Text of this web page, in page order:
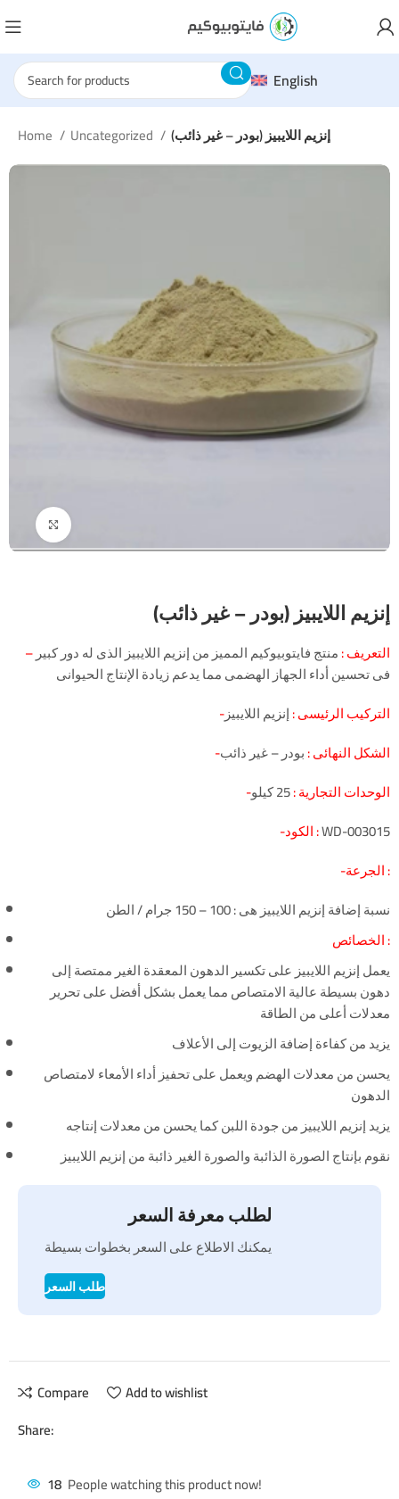
English
Home Uncategorized إنزيم اللايبيز (بودر – غير ذائب)
إنزيم اللايبيز (بودر – غير ذائب)
– التعريف :منتج فايتوبيوكيم المميز من إنزيم اللايبيز الذى له دور كبير
فى تحسين أداء الجهاز الهضمى مما يدعم زيادة الإنتاج الحيوانى
-التركيب الرئيسى :إنزيم اللايبيز
-الشكل النهائى :بودر – غير ذائب
-الوحدات التجارية :
-الكود :WD-003015
-الجرعة :
نسبة إضافة إنزيم اللايبيز هى : 100 – 150 جرام / الطن
الخصائص :
يعمل إنزيم اللايبيز على تكسير الدهون المعقدة الغير ممتصة إلى
دهون بسيطة عالية الامتصاص مما يعمل بشكل أفضل على تحرير
معدلات أعلى من الطاقة
يزيد من كفاءة إضافة الزيوت إلى الأعلاف
يحسن من معدلات الهضم ويعمل على تحفيز أداء الأمعاء لامتصاص
الدهون
يزيد إنزيم اللايبيز من جودة اللبن كما يحسن من معدلات إنتاجه
نقوم بإنتاج الصورة الذائبة والصورة الغير ذائبة من إنزيم اللايبيز
لطلب معرفة السعر
يمكنك الاطلاع على السعر بخطوات بسيطة
طلب السعر
Compare
Add to wishlist
Share:
18 People watching this product now!